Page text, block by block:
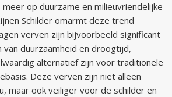
op duurzame en milieuvriendelijke
Schilder omarmt deze trend
verven zijn bijvoorbeeld significant
duurzaamheid en droogtijd,
alternatief zijn voor traditionele
Deze verven zijn niet alleen
maar ook veiliger voor de schilder en